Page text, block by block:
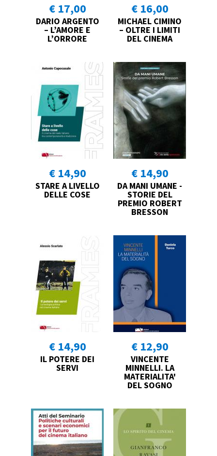
€ 17,00
DARIO ARGENTO
– L’AMORE E
L’ORRORE
€ 16,00
MICHAEL CIMINO
– OLTRE I LIMITI
DEL CINEMA
€ 14,90
STARE A LIVELLO
DELLE COSE
€ 14,90
DA MANI UMANE -
STORIE DEL
PREMIO ROBERT
BRESSON
€ 14,90
IL POTERE DEI
SERVI
€ 12,90
VINCENTE
MINNELLI. LA
MATERIALITA'
DEL SOGNO